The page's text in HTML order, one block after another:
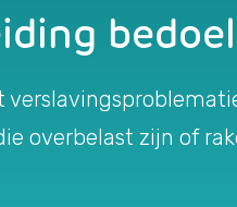
overbelast zijn of